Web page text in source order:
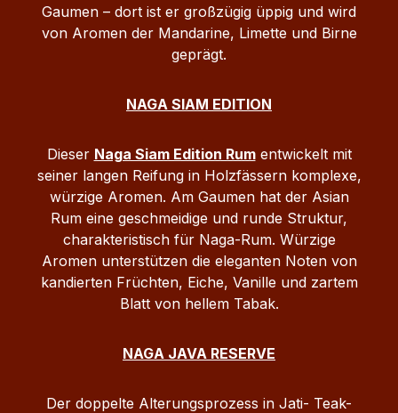
Gaumen – dort ist er großzügig üppig und wird
von Aromen der Mandarine, Limette und Birne
geprägt.
NAGA SIAM EDITION
Dieser Naga Siam Edition Rumentwickelt mit
seiner langen Reifung in Holzfässern komplexe,
würzige Aromen. Am Gaumen hat der Asian
Rum eine geschmeidige und runde Struktur,
charakteristisch für Naga-Rum. Würzige
Aromen unterstützen die eleganten Noten von
kandierten Früchten, Eiche, Vanille und zartem
Blatt von hellem Tabak.
NAGA JAVA RESERVE
Der doppelte Alterungsprozess in Jati- Teak-